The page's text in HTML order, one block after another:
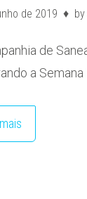
de 2019 by
de
a